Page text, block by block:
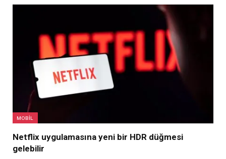
MOBIL
Netflix uygulamasına yeni bir HDR düğmesi
gelebilir